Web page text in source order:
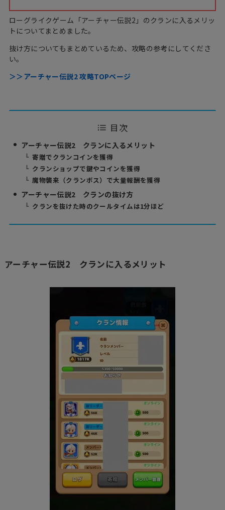
ローグライクゲーム「アーチャー伝説2」のクランに入るメリッ
トについてまとめました。
抜け方についてもまとめているため、攻略の参考にしてくださ
い。
＞＞アーチャー伝説2 攻略TOPページ
目次
アーチャー伝説2 クランに入るメリット
寄贈でクランコインを獲得
クランショップで鍵やコインを獲得
魔物襲来（クランボス）で大量報酬を獲得
アーチャー伝説2 クランの抜け方
クランを抜けた時のクールタイムは1分ほど
アーチャー伝説2 クランに入るメリット